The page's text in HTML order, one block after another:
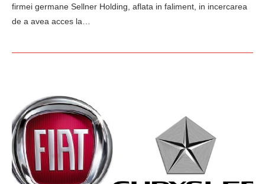
firmei germane Sellner Holding, aflata in faliment, in incercarea
de a avea acces la…